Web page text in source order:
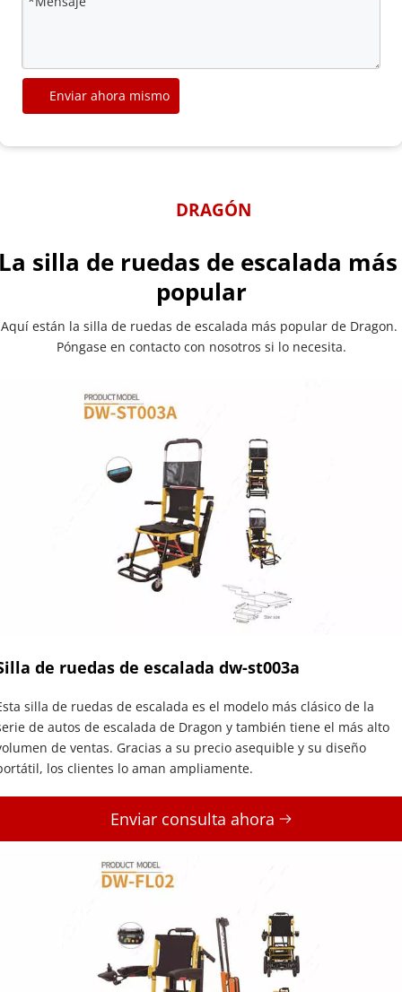
Enviar ahora mismo
DRAGÓN
silla de ruedas de escalada más
popular
Aquí están la silla de ruedas de escalada más popular de Dragon.
Póngase en contacto con nosotros si lo necesita.
de ruedas de escalada dw-st003a
silla de ruedas de escalada es el modelo más clásico de la
de autos de escalada de Dragon y también tiene el más alto
de ventas. Gracias a su precio asequible y su diseño
los clientes lo aman ampliamente.
Enviar consulta ahora